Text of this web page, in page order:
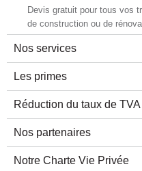
Devis gratuit pour tous vos
de construction ou de
Nos services
Les primes
Réduction du taux de TVA
Nos partenaires
Notre Charte Vie Privée